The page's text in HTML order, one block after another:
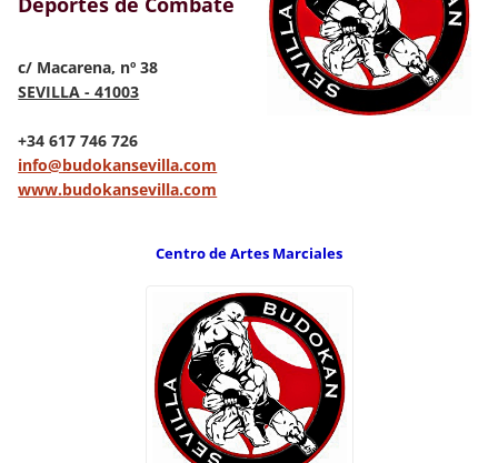
c/ Macarena, nº 38
SEVILLA - 41003
+34 617 746 726
info@budokansevilla.com
www.budokansevilla.com
Centro de Artes Marciales